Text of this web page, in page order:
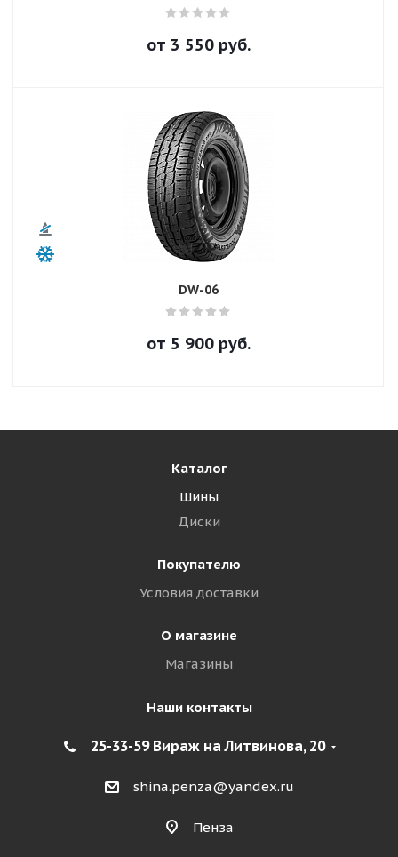
от 3 550руб.
DW-06
от 5 900руб.
Каталог
Шины
Диски
Покупателю
Условия доставки
О магазине
Магазины
Наши контакты
25-33-59 Вираж на Литвинова, 20
shina.penza@yandex.ru
Пенза